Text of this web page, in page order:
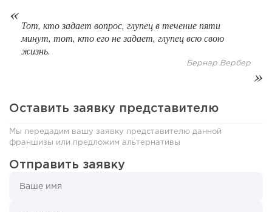
62
Тот, кто задает вопрос, глупец в течение пяти
минут, тот, кто его не задает, глупец всю свою
жизнь.
Бернар Вербер
Оставить заявку представителю
Мы передадим вашу заявку представителю данной
франшизы или предложим альтернативы
Отправить заявку